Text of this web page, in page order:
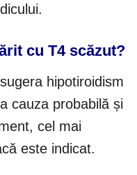
cu T4 scăzut?
hipotiroidism
cauza probabilă și
cel mai
este indicat.